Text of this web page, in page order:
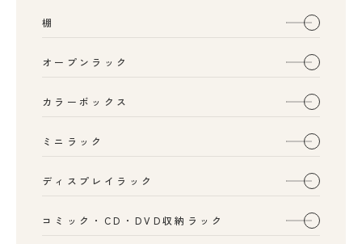
棚
オープンラック
カラーボックス
ミニラック
ディスプレイラック
コミック・CD・DVD収納ラック